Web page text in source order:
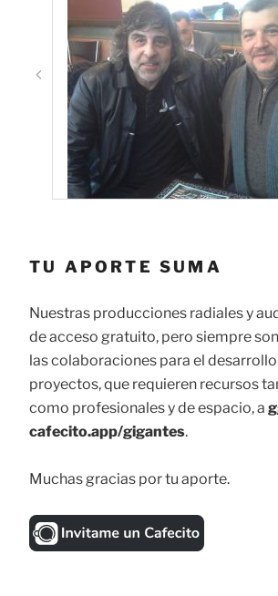
TU APORTE SUMA
Nuestras producciones radiales y
de acceso gratuito, pero siempre
las colaboraciones para el
proyectos, que requieren recursos
como profesionales y de espacio, a
cafecito.app/gigantes.
Muchas gracias por tu aporte.